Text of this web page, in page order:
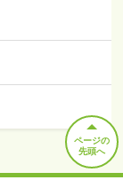
ページの
先頭へ